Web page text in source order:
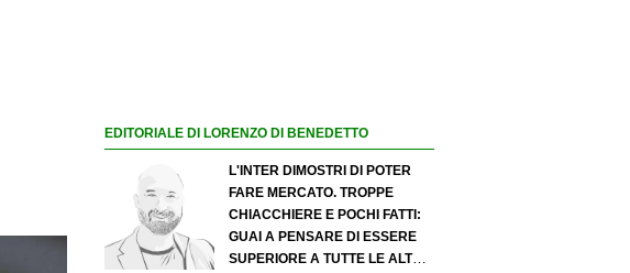
EDITORIALE DI LORENZO DI BENEDETTO
L'INTER DIMOSTRI DI POTER
FARE MERCATO. TROPPE
CHIACCHIERE E POCHI FATTI:
GUAI A PENSARE DI ESSERE
SUPERIORE A TUTTE LE ALTRE